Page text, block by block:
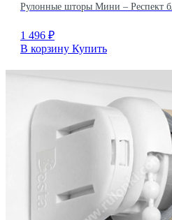
Рулонные шторы Мини – Респект
1 496 ₽
В корзину Купить